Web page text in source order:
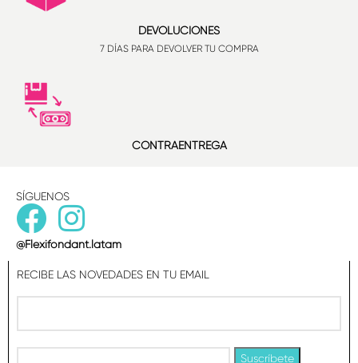
DEVOLUCIONES
7 DÍAS PARA DEVOLVER TU COMPRA
CONTRAENTREGA
SÍGUENOS
@Flexifondant.latam
RECIBE LAS NOVEDADES EN TU EMAIL